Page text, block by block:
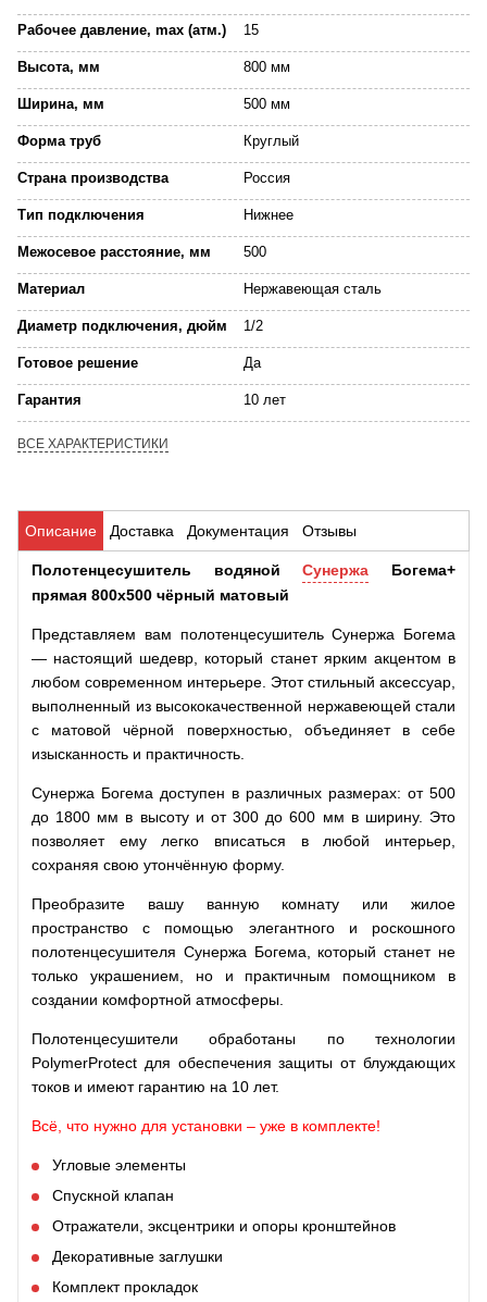
Рабочее давление, max (атм.) 15
Высота, мм 800 мм
Ширина, мм 500 мм
Форма труб Круглый
Страна производства Россия
Тип подключения Нижнее
Межосевое расстояние, мм 500
Материал Нержавеющая сталь
Диаметр подключения, дюйм 1/2
Готовое решение Да
Гарантия 10 лет
ВСЕ ХАРАКТЕРИСТИКИ
Описание Доставка Документация Отзывы
Полотенцесушитель водянойСунержа Богема+
прямая 800x500 чёрный матовый
Представляем вам полотенцесушитель Сунержа Богема
— настоящий шедевр, который станет ярким акцентом в
любом современном интерьере. Этот стильный аксессуар,
выполненный из высококачественной нержавеющей стали
с матовой чёрной поверхностью, объединяет в себе
изысканность и практичность.
Сунержа Богема доступен в различных размерах: от 500
до 1800 мм в высоту и от 300 до 600 мм в ширину. Это
позволяет ему легко вписаться в любой интерьер,
сохраняя свою утончённую форму.
Преобразите вашу ванную комнату или жилое
пространство с помощью элегантного и роскошного
полотенцесушителя Сунержа Богема, который станет не
только украшением, но и практичным помощником в
создании комфортной атмосферы.
Полотенцесушителиобработаны по технологии
PolymerProtect для обеспечениязащитыот блуждающих
токов и имеют гарантию на 10 лет.
Всё, что нужно для установки – уже в комплекте!
Угловые элементы
Спускной клапан
Отражатели, эксцентрики и опоры кронштейнов
Декоративные заглушки
Комплект прокладок